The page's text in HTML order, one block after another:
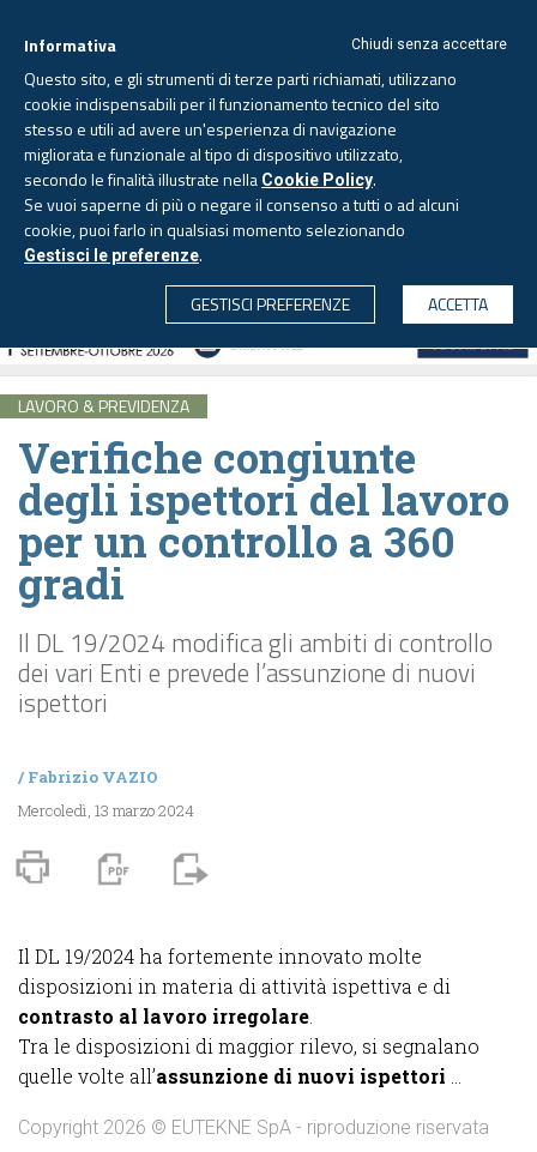
CERCA
Venerdì, 7 agosto 2026 - Aggiornato alle 6.00
LAVORO & PREVIDENZA
Verifiche congiunte
degli ispettori del lavoro
per un controllo a 360
gradi
Il DL 19/2024 modifica gli ambiti di controllo
dei vari Enti e prevede l’assunzione di nuovi
ispettori
/Fabrizio VAZIO
Mercoledì, 13 marzo 2024
Il DL 19/2024 ha fortemente innovato molte
disposizioni in materia di attività ispettiva e di
contrasto al lavoro irregolare
Tra le disposizioni di maggior rilevo, si segnalano
quelle volte all’assunzione di nuovi ispettori
Copyright 2026 © EUTEKNE SpA - riproduzione riservata
Chiudi senza accettare
Informativa
Questo sito, e gli strumenti di terze parti richiamati, utilizzano
cookie indispensabili per il funzionamento tecnico del sito
stesso e utili ad avere un'esperienza di navigazione
migliorata e funzionale al tipo di dispositivo utilizzato,
secondo le finalità illustrate nella Cookie Policy.
Se vuoi saperne di più o negare il consenso a tutti o ad alcuni
cookie, puoi farlo in qualsiasi momento selezionando
Gestisci le preferenze.
GESTISCI PREFERENZE
ACCETTA